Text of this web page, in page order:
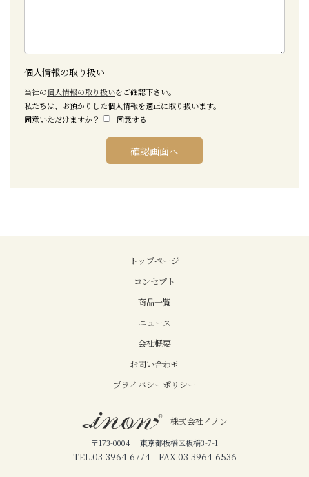
個人情報の取り扱い
当社の個人情報の取り扱いをご確認下さい。
私たちは、お預かりした個人情報を適正に取り扱います。
同意いただけますか？
同意する
トップページ
コンセプト
商品一覧
ニュース
会社概要
お問い合わせ
プライバシーポリシー
株式会社イノン
〒173-0004 東京都板橋区板橋3-7-1
TEL.03-3964-6774 FAX.03-3964-6536